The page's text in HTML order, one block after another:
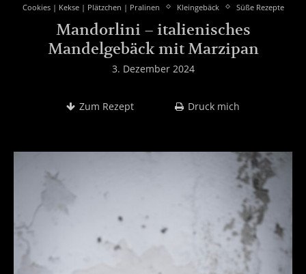
Cookies | Kekse | Plätzchen | Pralinen Kleingebäck Süße Rezepte
Mandorlini – italienisches
Mandelgebäck mit Marzipan
3. Dezember 2024
Zum Rezept Druck mich